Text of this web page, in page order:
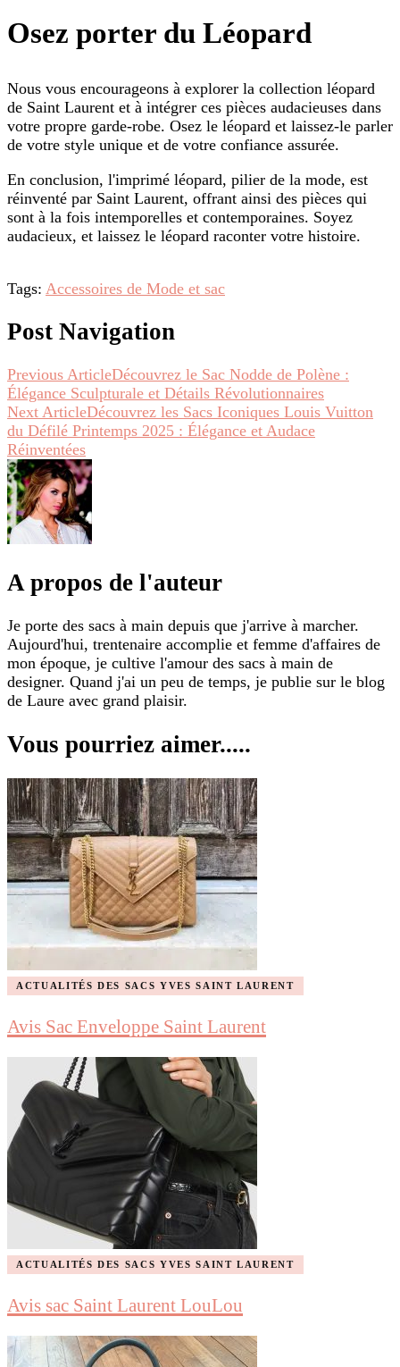
Osez porter du Léopard
Nous vous encourageons à explorer la collection léopard
de Saint Laurent et à intégrer ces pièces audacieuses dans
votre propre garde-robe. Osez le léopard et laissez-le parler
de votre style unique et de votre confiance assurée.
En conclusion, l'imprimé léopard, pilier de la mode, est
réinventé par Saint Laurent, offrant ainsi des pièces qui
sont à la fois intemporelles et contemporaines. Soyez
audacieux, et laissez le léopard raconter votre histoire.
Tags: Accessoires de Mode et sac
Post Navigation
Previous ArticleDécouvrez le Sac Nodde de Polène :
Élégance Sculpturale et Détails Révolutionnaires
Next ArticleDécouvrez les Sacs Iconiques Louis Vuitton
du Défilé Printemps 2025 : Élégance et Audace
Réinventées
A propos de l'auteur
Je porte des sacs à main depuis que j'arrive à marcher.
Aujourd'hui, trentenaire accomplie et femme d'affaires de
mon époque, je cultive l'amour des sacs à main de
designer. Quand j'ai un peu de temps, je publie sur le blog
de Laure avec grand plaisir.
Vous pourriez aimer.....
ACTUALITÉS DES SACS YVES SAINT LAURENT
Avis Sac Enveloppe Saint Laurent
ACTUALITÉS DES SACS YVES SAINT LAURENT
Avis sac Saint Laurent LouLou